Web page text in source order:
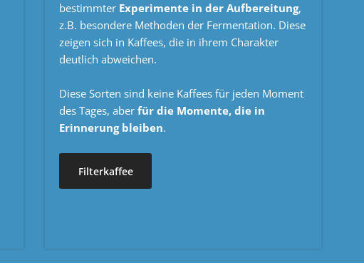
bestimmter Experimente in der Aufbereitung,
z.B. besondere Methoden der Fermentation. Diese
zeigen sich in Kaffees, die in ihrem Charakter
deutlich abweichen.
Diese Sorten sind keine Kaffees für jeden Moment
des Tages, aber für die Momente, die in
Erinnerung bleiben.
Filterkaffee